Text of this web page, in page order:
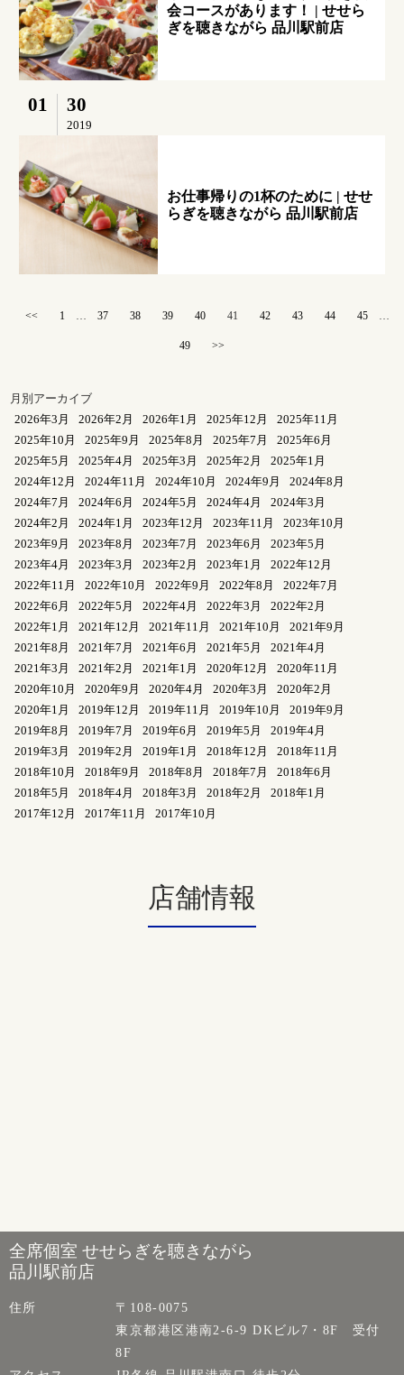
会コースがあります！ | せせら
ぎを聴きながら 品川駅前店
01 30
2019
お仕事帰りの1杯のために | せせ
らぎを聴きながら 品川駅前店
<< 1 … 37 38 39 40 41 42 43 44 45 …
49 >>
月別アーカイブ
2026年3月
2026年2月 2026年1月 2025年12月
2025年11月
2025年10月
2025年9月 2025年8月 2025年7月
2025年6月
2025年5月
2025年4月 2025年3月 2025年2月
2025年1月
2024年12月
2024年11月 2024年10月 2024年9月
2024年8月
2024年7月
2024年6月 2024年5月 2024年4月
2024年3月
2024年2月
2024年1月 2023年12月 2023年11月
2023年10月
2023年9月
2023年8月 2023年7月 2023年6月
2023年5月
2023年4月
2023年3月 2023年2月 2023年1月
2022年12月
2022年11月
2022年10月 2022年9月 2022年8月
2022年7月
2022年6月
2022年5月 2022年4月 2022年3月
2022年2月
2022年1月
2021年12月 2021年11月 2021年10月
2021年9月
2021年8月
2021年7月 2021年6月 2021年5月
2021年4月
2021年3月
2021年2月 2021年1月 2020年12月
2020年11月
2020年10月
2020年9月 2020年4月 2020年3月
2020年2月
2020年1月
2019年12月 2019年11月 2019年10月
2019年9月
2019年8月
2019年7月 2019年6月 2019年5月
2019年4月
2019年3月
2019年2月 2019年1月 2018年12月
2018年11月
2018年10月
2018年9月 2018年8月 2018年7月
2018年6月
2018年5月
2018年4月 2018年3月 2018年2月
2018年1月
2017年12月
2017年11月 2017年10月
店舗情報
全席個室 せせらぎを聴きながら
品川駅前店
住所
〒108-0075
東京都港区港南2-6-9 DKビル7・8F 受付
8F